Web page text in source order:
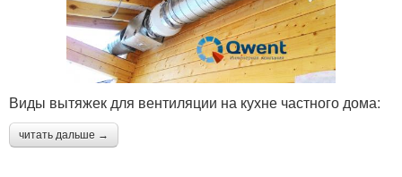
Виды вытяжек для вентиляции на кухне частного дома:
читать дальше →